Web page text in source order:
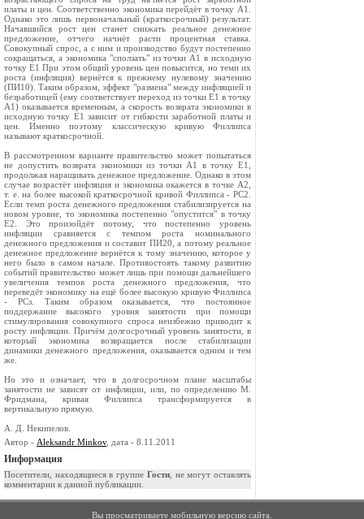
платы и цен. Соответственно экономика перейдёт в точку A1.
Однако это лишь первоначальный (краткосрочный) результат.
Начавшийся рост цен станет снижать реальное денежное
предложение, отчего начнёт расти процентная ставка.
Совокупный спрос, а с ним и производство будут постепенно
сокращаться, а экономика "сползать" из точки A1 в исходную
точку Е1 При этом общий уровень цен повысится, но темп их
роста (инфляция) вернётся к прежнему нулевому значению
(ПИ10). Таким образом, эффект "размена" между инфляцией и
безработицей (ему соответствует переход из точки E1 в точку
А1) оказывается временным, а скорость возврата экономики в
исходную точку E1 зависит от гибкости заработной платы и
цен. Именно поэтому классическую кривую Филлипса
называют краткосрочной.
В рассмотренном варианте правительство может попытаться
не допустить возврата экономики из точки A1 в точку E1,
продолжая наращивать денежное предложение. Однако в этом
случае возрастёт инфляция и экономика окажется в точке А2,
т. е. на более высокой краткосрочной кривой Филлипса - РС2.
Если темп роста денежного предложения стабилизируется на
новом уровне, то экономика постепенно "опустится" в точку
Е2. Это произойдёт потому, что постепенно уровень
инфляции сравняется с темпом роста номинального
денежного предложения и составит ПИ20, а потому реальное
денежное предложение вернётся к тому значению, которое у
него было в самом начале. Противостоять такому развитию
событий правительство может лишь при помощи дальнейшего
увеличения темпов роста денежного предложения, что
переведёт экономику на ещё более высокую кривую Филлипса
- РСз. Таким образом оказывается, что постоянное
поддержание высокого уровня занятости при помощи
стимулирования совокупного спроса неизбежно приводит к
росту инфляции. Причём долгосрочный уровень занятости, в
который экономика возвращается после стабилизации
динамики денежного предложения, оказывается одним и тем
же.
Но это и означает, что в долгосрочном плане масштабы
занятости не зависят от инфляции, или, по определению М.
Фридмана, кривая Филлипса трансформируется в
вертикальную прямую.
А. Д. Некипелов.
Автор - Aleksandr Minkov, дата - 8.11.2011
Информация
Посетители, находящиеся в группе Гости, не могут оставлять
комментарии к данной публикации.
Вы просматриваете мобильную версию сайта.